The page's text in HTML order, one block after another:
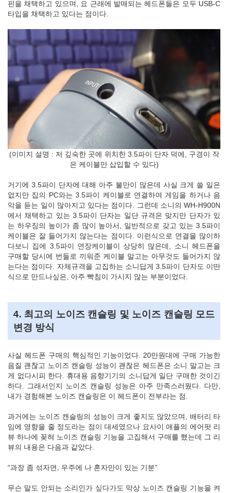
핀을 채택하고 있으며, 요 근래에 발매되는 헤드폰들은 모두 USB-C
타입을 채택하고 있다는 점이다.
(이미지 설명 : 저 깊숙한 곳에 위치한 3.5파이 단자 덕에, 구경이 작
은 케이블만 삽입할 수 있다)
거기에 3.5파이 단자에 대해 아주 불만이 많은데 사실 크게 쓸 일은
없지만 집의 PC와는 3.5파이 케이블로 연결하여 게임을 하거나 음
악을 듣는 일이 많아지고 있다는 점이다. 그런데 소니의 WH-H900N
에서 채택하고 있는 3.5파이 단자는 일단 규격은 맞지만 단자가 있
는 하우징의 높이가 좀 많이 높아서, 일반적으로 갖고 있는 3.5파이
케이블은 잘 들어가지 않는다는 점이다. 이런식으로 연결을 많이하
다보니 집에 3.5파이 연장케이블이 상당히 많은데, 소니 헤드폰을
구매할 당시에 번들로 끼워준 케이블 말고는 아무것도 들어가지 않
는다는 점이다. 자체규격을 고집하는 소니답게 3.5파이 단자도 이딴
식으로 만드나싶은, 아주 빡침이 가시지 않는 부분이었다.
4. 최고의 노이즈 캔슬링 및 노이즈 캔슬링 모드
변경 방식
사실 헤드폰 구매의 핵심적인 기능이었다. 20만원대에 구매 가능한
음질 괜찮고 노이즈 캔슬링 성능이 괜찮은 헤드폰은 소니 말고는 크
게 없다시피 한다. 휴대용 음향기기의 소니답게 일단 구매한 것이긴
하다. 그래서인지 노이즈 캔슬링 성능은 아주 만족스러웠다. 다만,
내가 경험해본 노이즈 캔슬링은 이 헤드폰이 전부라는 점.
과거에는 노이즈 캔슬링의 성능이 크게 좋지도 않았으며, 배터리 타
임에 영향을 줄 정도라는 점이 대세였으나 요사이 애플의 에어팟 리
뷰 하나에 꽂혀 노이즈 캔슬링 기능을 고집해서 구매를 했는데 그 리
뷰의 내용은 다음과 같았다.
“과장 좀 섞자면, 우주에 나 혼자만이 있는 기분”
무슨 말도 안되는 소리인가 싶다가도 막상 노이즈 캔슬링 기능을 켜